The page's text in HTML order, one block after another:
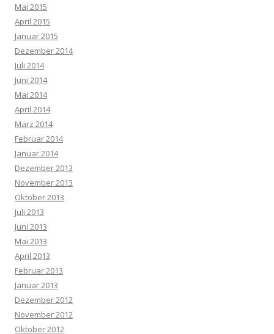
Mai 2015
April 2015
Januar 2015
Dezember 2014
Juli 2014
Juni 2014
Mai 2014
April 2014
März 2014
Februar 2014
Januar 2014
Dezember 2013
November 2013
Oktober 2013
Juli 2013
Juni 2013
Mai 2013
April 2013
Februar 2013
Januar 2013
Dezember 2012
November 2012
Oktober 2012